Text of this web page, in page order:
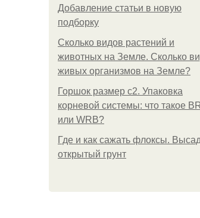
Добавление статьи в новую
подборку
Сколько видов растений и
животных на Земле. Сколько
живых организмов на Земле?
Горшок размер с2. Упаковка
корневой системы: что такое
или WRB?
Где и как сажать флоксы.
открытый грунт